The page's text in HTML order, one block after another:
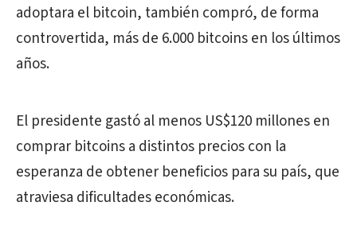
adoptara el bitcoin, también compró, de forma
controvertida, más de 6.000 bitcoins en los últimos
años.
El presidente gastó al menos US$120 millones en
comprar bitcoins a distintos precios con la
esperanza de obtener beneficios para su país, que
atraviesa dificultades económicas.